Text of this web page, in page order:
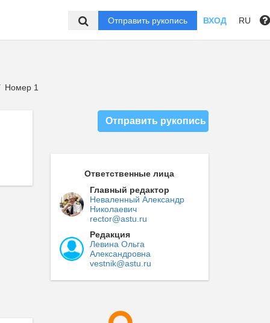
Отправить рукопись ВХОД RU
Номер 1
Отправить рукопись
Ответственные лица
Главный редактор
Неваленный Александр
Николаевич
rector@astu.ru
Редакция
Левина Ольга
Александровна
vestnik@astu.ru